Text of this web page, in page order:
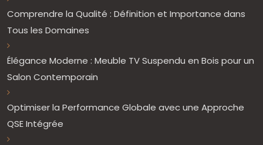
Comprendre la Qualité : Définition et Importance dans
Tous les Domaines
Élégance Moderne : Meuble TV Suspendu en Bois pour un
Salon Contemporain
Optimiser la Performance Globale avec une Approche
QSE Intégrée